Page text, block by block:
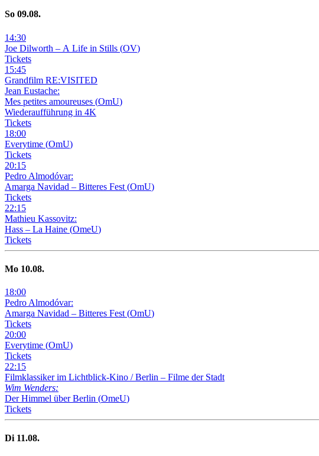
So 09.08.
14:30
Joe Dilworth – A Life in Stills (OV)
Tickets
15:45
Grandfilm RE:VISITED
Jean Eustache:
Mes petites amoureuses (OmU)
Wiederaufführung in 4K
Tickets
18:00
Everytime (OmU)
Tickets
20:15
Pedro Almodóvar:
Amarga Navidad – Bitteres Fest (OmU)
Tickets
22:15
Mathieu Kassovitz:
Hass – La Haine (OmeU)
Tickets
Mo 10.08.
18:00
Pedro Almodóvar:
Amarga Navidad – Bitteres Fest (OmU)
Tickets
20:00
Everytime (OmU)
Tickets
22:15
Filmklassiker im Lichtblick-Kino /Berlin – Filme der Stadt
Wim Wenders:
Der Himmel über Berlin (OmeU)
Tickets
Di 11.08.